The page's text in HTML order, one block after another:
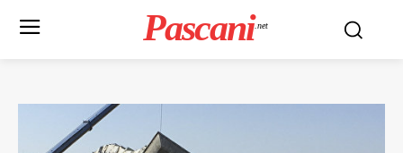
Pascani .net